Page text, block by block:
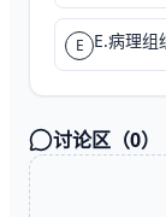
E E.病理组
讨论区（0）